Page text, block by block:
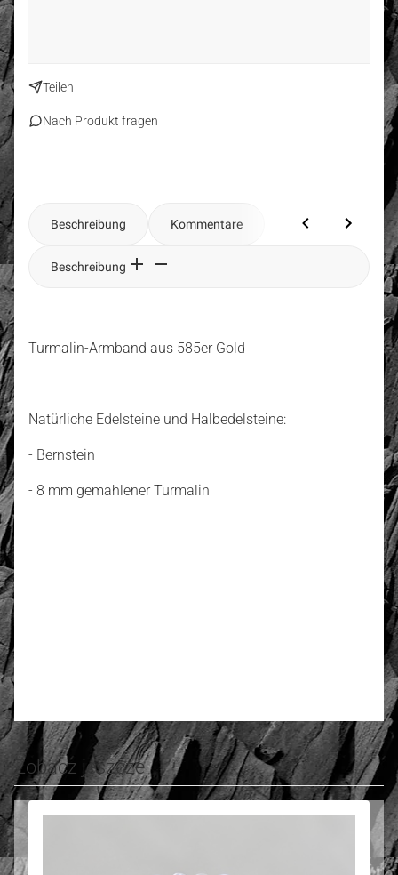
Teilen
Nach Produkt fragen
Beschreibung Kommentare
Beschreibung
Turmalin-Armband aus 585er Gold
Natürliche Edelsteine und Halbedelsteine:
- Bernstein
- 8 mm gemahlener Turmalin
Zobacz jeszcze